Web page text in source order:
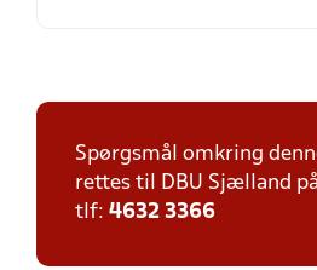
Spørgsmål omkring
rettes til DBU Sjælland på
tlf: 4632 3366